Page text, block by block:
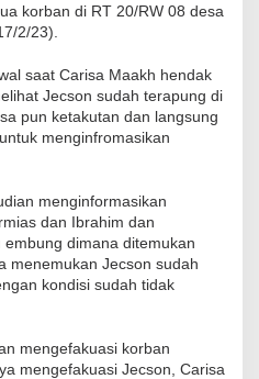
korban di RT 20/RW 08 desa
2/23).
saat Carisa Maakh hendak
Jecson sudah terapung di
pun ketakutan dan langsung
menginfromasikan
menginformasikan
dan Ibrahim dan
dimana ditemukan
menemukan Jecson sudah
kondisi sudah tidak
mengefakuasi korban
mengefakuasi Jecson, Carisa